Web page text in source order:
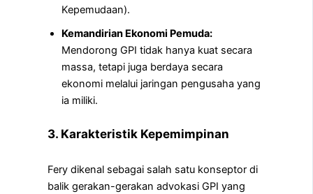
Kepemudaan).
Kemandirian Ekonomi Pemuda:
Mendorong GPI tidak hanya kuat secara
massa, tetapi juga berdaya secara
ekonomi melalui jaringan pengusaha yang
ia miliki.
3. Karakteristik Kepemimpinan
Fery dikenal sebagai salah satu konseptor di
balik gerakan-gerakan advokasi GPI yang